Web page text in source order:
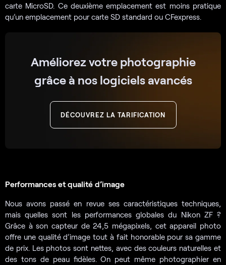
carte MicroSD. Ce deuxième emplacement est moins pratique
qu’un emplacement pour carte SD standard ou CFexpress.
Améliorez votre photographie
grâce à nos logiciels avancés
DÉCOUVREZ LA TARIFICATION
Performances et qualité d’image
Nous avons passé en revue ses caractéristiques techniques,
mais quelles sont les performances globales du Nikon ZF ?
Grâce à son capteur de 24,5 mégapixels, cet appareil photo
offre une qualité d’image tout à fait honorable pour sa gamme
de prix. Les photos sont nettes, avec des couleurs naturelles et
des tons de peau fidèles. On peut même photographier en